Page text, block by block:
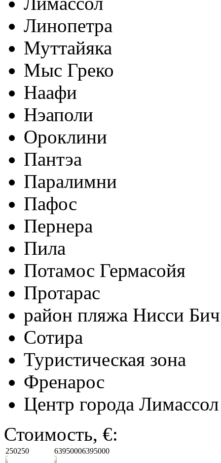
Линопетра
Муттайяка
Мыс Греко
Наафи
Нэаполи
Ороклини
Пантэа
Паралимни
Пафос
Пернера
Пила
Потамос Гермасойя
Протарас
район пляжа Нисси Бич
Сотира
Туристическая зона
Френарос
Центр города Лимассол
Стоимость, €:
250250 63950006395000